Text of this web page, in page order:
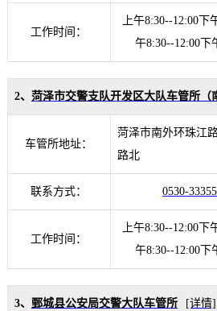
工作时间：
上午8:30--12:00
午8:30--12:00下
2、 菏泽市交警支队开发区大队车管所（
车管所地址：
菏泽市南外环珠江
路北
联系方式： 0530-
工作时间：
上午8:30--12:00
午8:30--12:00下
3、 鄄城县公安局交警大队车管所 [详情]